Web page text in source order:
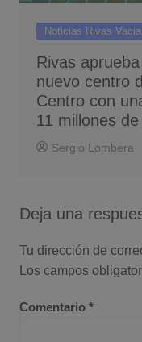
Noticias Rivas
Rivas
nuevo centro
Centro con
11 millones
Sergio Lombera
Deja una
Tu dirección de
Los campos
Comentario *